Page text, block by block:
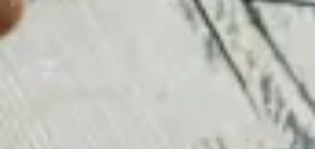
Umbraco är inte låst på samma sätt som
WordPress. Dokumenttyper är den stora skillnaden
som innebär att produkter, personer eller annat
innehåll kan få sin egen specifika utformning.
Innehållet kan struktureras med olika fält som gör
det enklare att återanvända för flera kanaler. För
påbyggnader enkelt kan läggas till i efterhand.